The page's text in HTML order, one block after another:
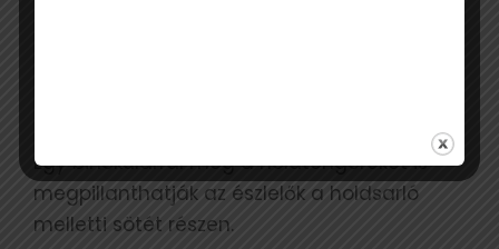
Föld által megvilágított, halvány derengése.
Egy binokulárral még a holdtengereket is
megpillanthatják az észlelők a holdsarló
melletti sötét részen.